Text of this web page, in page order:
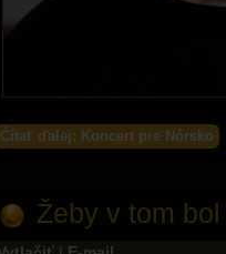
Čítať ďalej: Koncert pre Nórsko
Žeby v tom